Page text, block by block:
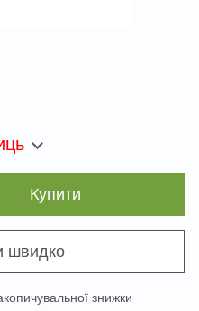
Купити
швидко
знижки